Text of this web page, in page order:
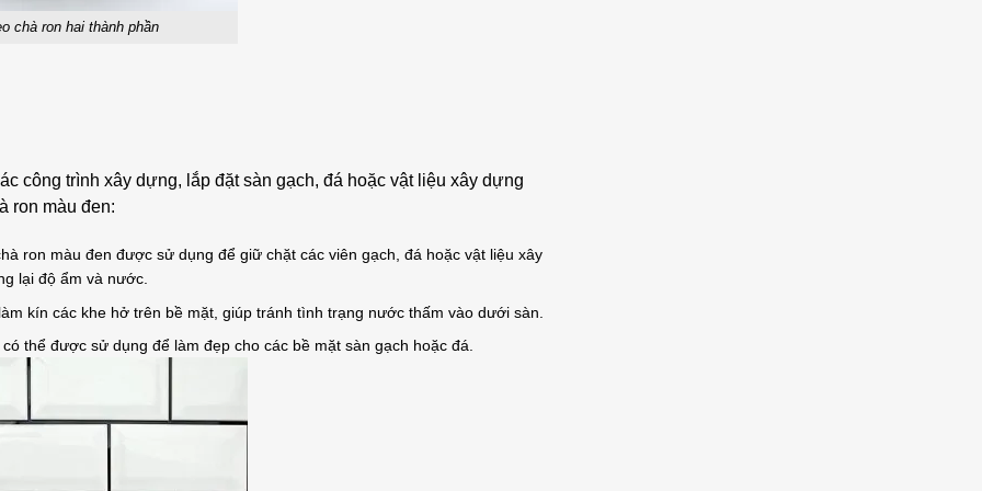
chà ron hai thành phần
công trình xây dựng, lắp đặt sàn gạch, đá hoặc vật liệu xây dựng
ron màu đen:
ron màu đen được sử dụng để giữ chặt các viên gạch, đá hoặc vật liệu xây
lại độ ẩm và nước.
kín các khe hở trên bề mặt, giúp tránh tình trạng nước thấm vào dưới sàn.
thể được sử dụng để làm đẹp cho các bề mặt sàn gạch hoặc đá.